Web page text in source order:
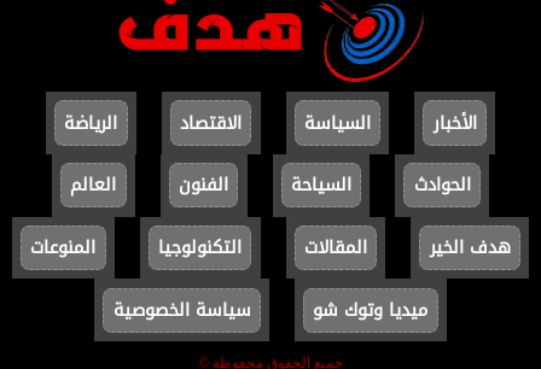
الأخبار السياسة الاقتصاد
الرياضة
الحوادث
السياحة الفنون
العالم
هدف الخير
المقالات التكنولوجيا
المنوعات
ميديا وتوك شو
سياسة الخصوصية
جميع الحقوق محفوظة ©